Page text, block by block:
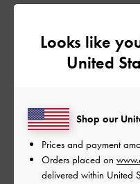
このレビ
ご利用者様
かわいい
Looks like
United
Shop our
Prices and payment
Orders placed on
delivered within United